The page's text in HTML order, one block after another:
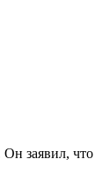
заявил, что